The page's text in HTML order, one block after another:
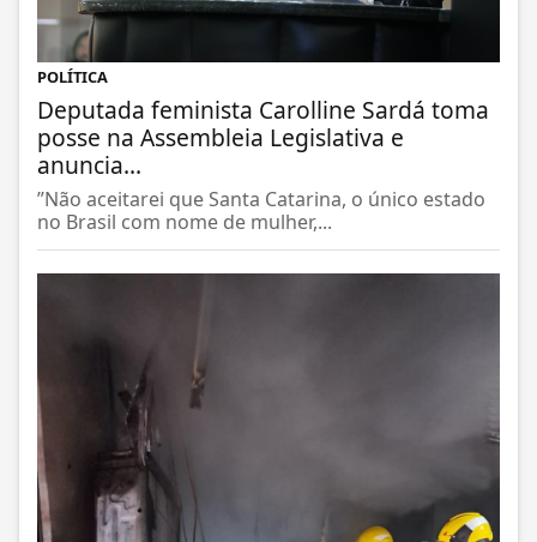
POLÍTICA
Deputada feminista Carolline Sardá toma
posse na Assembleia Legislativa e
anuncia...
”Não aceitarei que Santa Catarina, o único estado
no Brasil com nome de mulher,...